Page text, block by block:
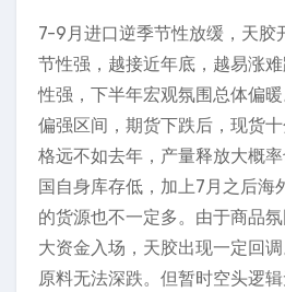
7-9月进口逆季节性放缓，天胶
节性强，越接近年底，越易涨
性强，下半年宏观氛围总体偏
偏强区间，期货下跌后，现货
格远不如去年，产量释放大概
国自身库存低，加上7月之后海
的货源也不一定多。由于商品
大资金入场，天胶出现一定回
原料无法深跌。但暂时空头逻